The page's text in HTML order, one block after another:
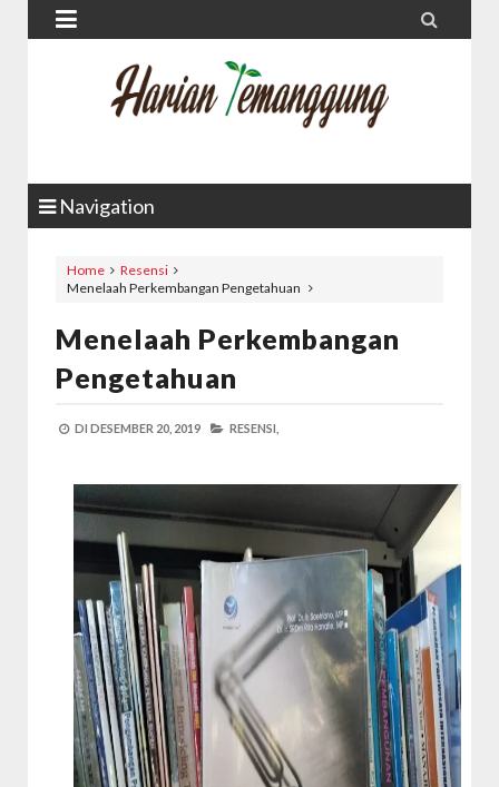
 
Navigation
Home
Resensi
Menelaah Perkembangan Pengetahuan
Menelaah Perkembangan
Pengetahuan
DI DESEMBER 20, 2019 RESENSI,